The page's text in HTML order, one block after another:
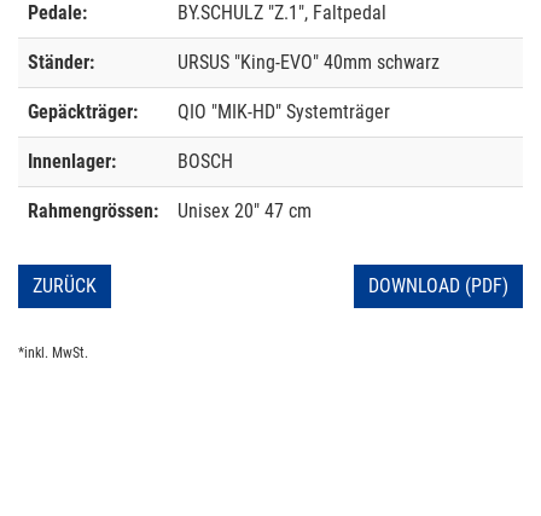
Pedale: BY.SCHULZ "Z.1", Faltpedal
Ständer: URSUS "King-EVO" 40mm schwarz
Gepäckträger: QIO "MIK-HD" Systemträger
Innenlager: BOSCH
Rahmengrössen: Unisex 20" 47 cm
ZURÜCK DOWNLOAD (PDF)
*inkl. MwSt.